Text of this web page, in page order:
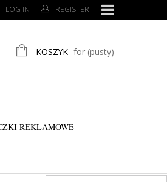
LOG IN REGISTER
KOSZYK for (pusty)
REKLAMOWE